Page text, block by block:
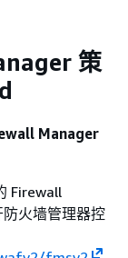
策
Manager
Firewall
火墙管理器控